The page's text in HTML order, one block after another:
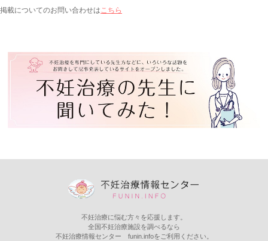
掲載についてのお問い合わせはこちら
不妊治療に悩む方々を応援します。
全国不妊治療施設を調べるなら
不妊治療情報センター funin.infoをご利用ください。